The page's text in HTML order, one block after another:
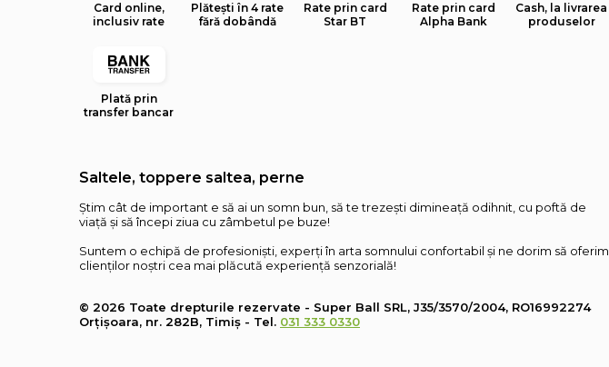
Card online,
inclusiv rate
Plătești în 4 rate
fără dobândă
Rate prin card
Star BT
Rate prin card
Alpha Bank
Cash, la livrarea
produselor
Plată prin
transfer bancar
Saltele, toppere saltea, perne
Știm cât de important e să ai un somn bun, să te trezești dimineață odihnit, cu poftă de
viață și să începi ziua cu zâmbetul pe buze!
Suntem o echipă de profesioniști, experți în arta somnului confortabil și ne dorim să oferim
clienților noștri cea mai plăcută experiență senzorială!
© 2026 Toate drepturile rezervate - Super Ball SRL, J35/3570/2004, RO16992274
Orțișoara, nr. 282B, Timiș - Tel. 031 333 0330